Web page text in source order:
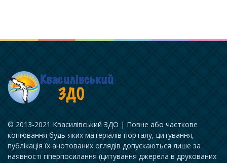
© 2013-2021 Квасилівський ЗДО | Повне або часткове
копіювання будь-яких матеріалів порталу, цитування,
публікація їх анотованих оглядів допускаються лише за
наявності гіперпосилання (цитування джерела в друкованих